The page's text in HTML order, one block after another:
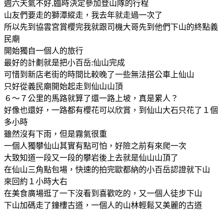
週六天氣不好,臨時決定參加登山隊的行程
山友們要走的獅潭縱走，我去年就走過一次了
所以先到協雲宮賞櫻完我就跟司機大哥先到他們下山的終點義
民廟
開始獨自一個人的旅行
最好的計劃就是把小百岳:仙山完成
可惜到新店老街的時間比較晚了一些無法搭公車上仙山
只好從義民廟開始起走到仙山山頂
６～７公里的馬路就算了還一路上坡，真是累人？
好像也還好，一路都有櫻花可以欣賞，到仙山大石只花了１個
多小時
雖然沒有下雨，但是霧氣很重
一個人獨攀仙山其實有點可怕，好險之前有來爬一次
大致知道一段又一段的攀岩後上去就是仙山山頂了
在仙山三角點包場，快速的拍完歐都納的小百岳認證就下山
來回約１小時大右
在美食廣場逛了一下沒看到喜歡吃的，又一個人徒步下山
下山加碼走了鐘樓古道，一個人的山林輕鬆又美麗的古道